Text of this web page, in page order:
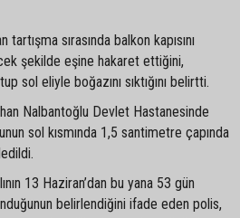
tartışma sırasında balkon kapısını
şekilde eşine hakaret ettiğini,
sol eliyle boğazını sıktığını belirtti.
Nalbantoğlu Devlet Hastanesinde
sol kısmında 1,5 santimetre çapında
13 Haziran’dan bu yana 53 gün
belirlendiğini ifade eden polis,